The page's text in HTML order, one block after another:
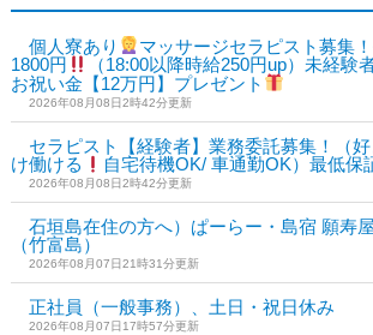
個人寮あり
マッサージセラピスト募集
1800円
（18:00以降時給250円up）未経験
お祝い金【12万円】プレゼント
2026年08月08日2時42分更新
セラピスト【経験者】業務委託募集！（
け働ける
自宅待機OK/ 車通勤OK）最低保
2026年08月08日2時42分更新
石垣島在住の方へ）ぱーらー・島宿 願寿
（竹富島）
2026年08月07日21時31分更新
正社員（一般事務）、土日・祝日休み
2026年08月07日17時57分更新